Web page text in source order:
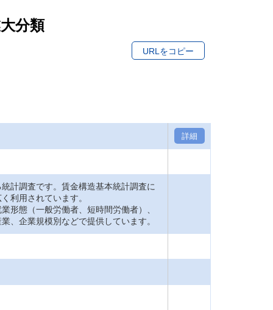
分類
URLをコピー
詳細
計調査です。賃金構造基本統計調査に
利用されています。
態（一般労働者、短時間労働者）、
、企業規模別などで提供しています。